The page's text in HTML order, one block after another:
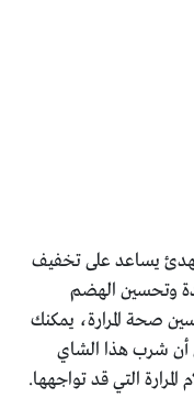
يساعد على تخفيف
وتحسين الهضم
صحة المرارة، يمكنك
أن شرب هذا الشاي
التي قد تواجهها.